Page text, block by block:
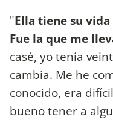
"Ella tiene su
Fue la que me
casé, yo tenía
cambia. Me he
conocido, era
bueno tener a